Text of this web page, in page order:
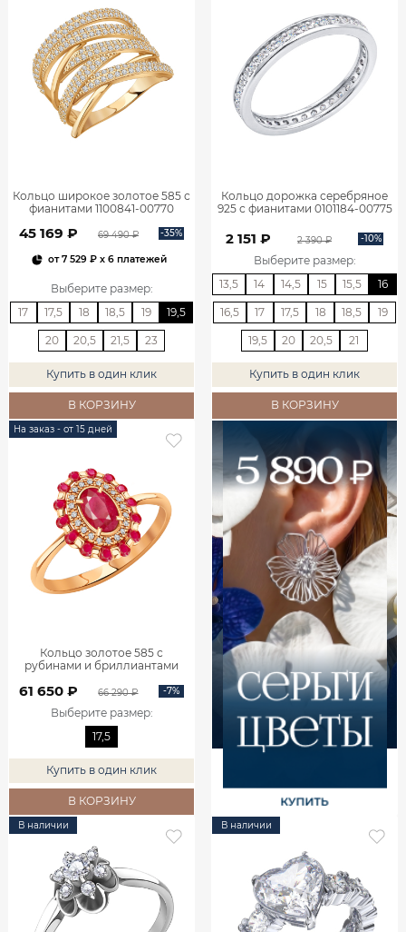
Кольцо широкое золотое 585 с
фианитами 1100841-00770
45 169 ₽ 69 490 ₽ -35%
от7 529 ₽x 6 платежей
Выберите размер:
17
17,5 18 18,5 19 19,5
20 20,5 21,5 23
Купить в один клик
В КОРЗИНУ
Кольцо дорожка серебряное
925 с фианитами 0101184-00775
2 151 ₽ 2 390 ₽ -10%
Выберите размер:
13,5
14 14,5 15 15,5 16
16,5 17 17,5 18 18,5 19
19,5 20 20,5 21
Купить в один клик
В КОРЗИНУ
На заказ - от 15 дней
Кольцо золотое 585 с
рубинами и бриллиантами
61 650 ₽ 66 290 ₽ -7%
Выберите размер:
17,5
Купить в один клик
В КОРЗИНУ
В наличии В наличии